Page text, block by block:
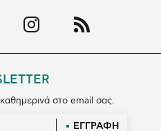
καθημερινά στο email σας.
ΕΓΓΡΑΦΗ